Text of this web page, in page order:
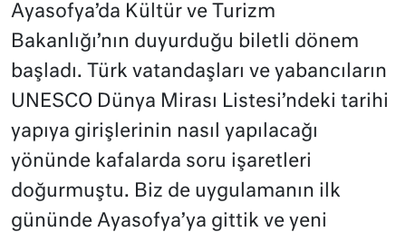
Ayasofya’da Kültür ve Turizm
Bakanlığı’nın duyurduğu biletli dönem
başladı. Türk vatandaşları ve yabancıların
UNESCO Dünya Mirası Listesi’ndeki tarihi
yapıya girişlerinin nasıl yapılacağı
yönünde kafalarda soru işaretleri
doğurmuştu. Biz de uygulamanın ilk
gününde Ayasofya’ya gittik ve yeni